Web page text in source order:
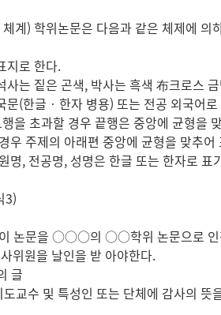
계) 학위논문은 다음과 같은 체제에 의
지로 한다.
는 짙은 곤색, 박사는 흑색 布크로스
(한글‧한자 병용) 또는 전공 외국어로
을 초과할 경우 끝행은 중앙에 균형을
우 주제의 아래편 중앙에 균형을 맞추어
명, 전공명, 성명은 한글 또는 한자로 표
3)
논문을 ○○○의 ○○학위 논문으로 인
위원을 날인을 받 아야한다.
글
교수 및 특성인 또는 단체에 감사의 뜻